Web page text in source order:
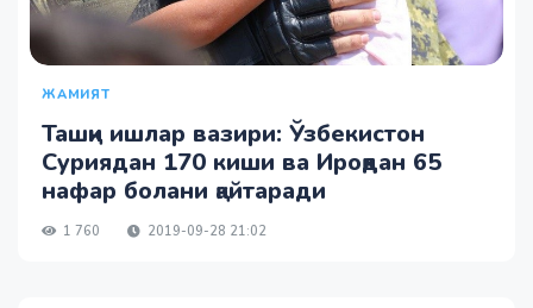
ЖАМИЯТ
Ташқи ишлар вазири: Ўзбекистон
Суриядан 170 киши ва Ироқдан 65
нафар болани қайтаради
1 760 2019-09-28 21:02